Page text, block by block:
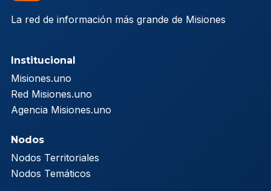
La red de información más grande de Misiones
Institucional
Misiones.uno
Red Misiones.uno
Agencia Misiones.uno
Nodos
Nodos Territoriales
Nodos Temáticos